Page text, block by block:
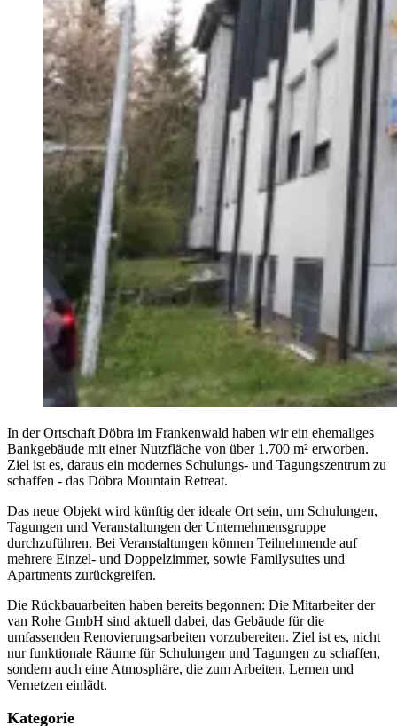
In der Ortschaft Döbra im Frankenwald haben wir ein ehemaliges
Bankgebäude mit einer Nutzfläche von über 1.700 m² erworben.
Ziel ist es, daraus ein modernes Schulungs- und Tagungszentrum zu
schaffen - das Döbra Mountain Retreat.
Das neue Objekt wird künftig der ideale Ort sein, um Schulungen,
Tagungen und Veranstaltungen der Unternehmensgruppe
durchzuführen. Bei Veranstaltungen können Teilnehmende auf
mehrere Einzel- und Doppelzimmer, sowie Familysuites und
Apartments zurückgreifen.
Die Rückbauarbeiten haben bereits begonnen: Die Mitarbeiter der
van Rohe GmbH sind aktuell dabei, das Gebäude für die
umfassenden Renovierungsarbeiten vorzubereiten. Ziel ist es, nicht
nur funktionale Räume für Schulungen und Tagungen zu schaffen,
sondern auch eine Atmosphäre, die zum Arbeiten, Lernen und
Vernetzen einlädt.
Kategorie